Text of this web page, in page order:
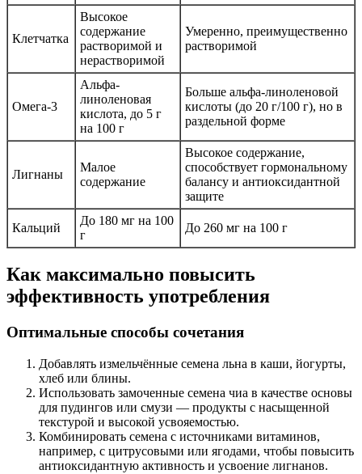
Клетчатка
Высокое
содержание
растворимой и
нерастворимой
Умеренно, преимущественно
растворимой
Омега-3
Альфа-
линоленовая
кислота, до 5 г
на 100 г
Больше альфа-линоленовой
кислоты (до 20 г/100 г), но в
раздельной форме
Лигнаны
Малое
содержание
Высокое содержание,
способствует гормональному
балансу и антиоксидантной
защите
Кальций
До 180 мг на 100
г
До 260 мг на 100 г
Как максимально повысить
эффективность употребления
Оптимальные способы сочетания
Добавлять измельчённые семена льна в каши, йогурты,
хлеб или блины.
Использовать замоченные семена чиа в качестве основы
для пудингов или смузи — продукты с насыщенной
текстурой и высокой усвояемостью.
Комбинировать семена с источниками витаминов,
например, с цитрусовыми или ягодами, чтобы повысить
антиоксидантную активность и усвоение лигнанов.